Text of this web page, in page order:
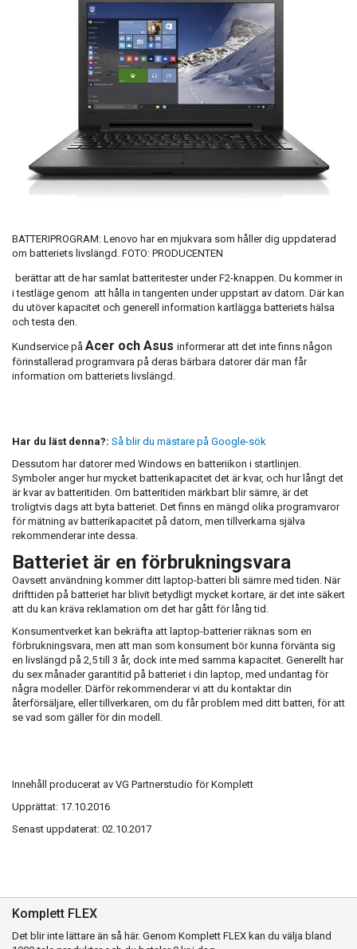
BATTERIPROGRAM: Lenovo har en mjukvara som håller dig uppdaterad
om batteriets livslängd. FOTO: PRODUCENTEN
berättar att de har samlat batteritester under F2-knappen. Du kommer in
i testläge genom att hålla in tangenten under uppstart av datorn. Där kan
du utöver kapacitet och generell information kartlägga batteriets hälsa
och testa den.
Kundservice på Acer och Asus informerar att det inte finns någon
förinstallerad programvara på deras bärbara datorer där man får
information om batteriets livslängd.
Har du läst denna?: Så blir du mästare på Google-sök
Dessutom har datorer med Windows en batteriikon i startlinjen.
Symboler anger hur mycket batterikapacitet det är kvar, och hur långt det
är kvar av batteritiden. Om batteritiden märkbart blir sämre, är det
troligtvis dags att byta batteriet. Det finns en mängd olika programvaror
för mätning av batterikapacitet på datorn, men tillverkarna själva
rekommenderar inte dessa.
Batteriet är en förbrukningsvara
Oavsett användning kommer ditt laptop-batteri bli sämre med tiden. När
drifttiden på batteriet har blivit betydligt mycket kortare, är det inte säkert
att du kan kräva reklamation om det har gått för lång tid.
Konsumentverket kan bekräfta att laptop-batterier räknas som en
förbrukningsvara, men att man som konsument bör kunna förvänta sig
en livslängd på 2,5 till 3 år, dock inte med samma kapacitet. Generellt har
du sex månader garantitid på batteriet i din laptop, med undantag för
några modeller. Därför rekommenderar vi att du kontaktar din
återförsäljare, eller tillverkaren, om du får problem med ditt batteri, för att
se vad som gäller för din modell.
Innehåll producerat av VG Partnerstudio för Komplett
Upprättat: 17.10.2016
Senast uppdaterat: 02.10.2017
Komplett FLEX
Det blir inte lättare än så här. Genom Komplett FLEX kan du välja bland